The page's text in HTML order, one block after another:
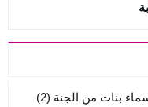
بنات من الجنة (2)